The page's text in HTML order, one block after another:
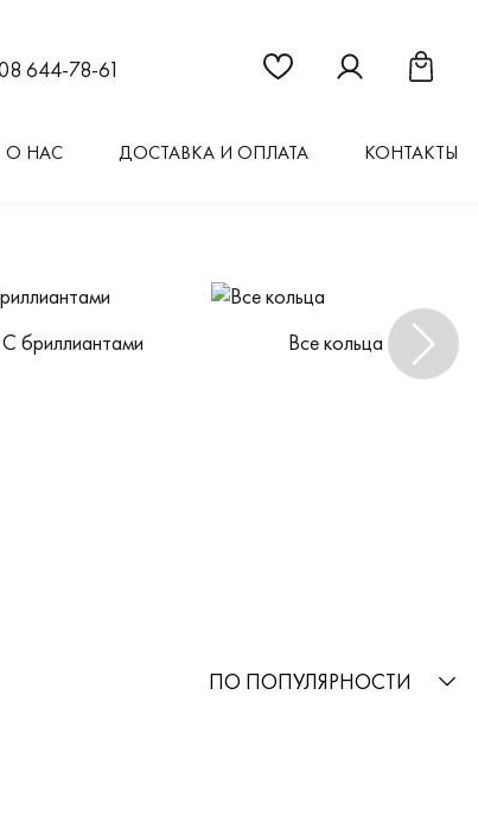
644-78-61 Ссылка на страницу
Ссылка наСсылка
О НАС ДОСТАВКА И ОПЛАТА КОНТАКТЫ
С бриллиантами Все кольца
ПО ПОПУЛЯРНОСТИ